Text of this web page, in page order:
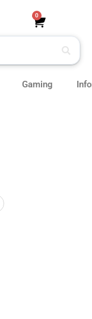
0
Cart
Gaming